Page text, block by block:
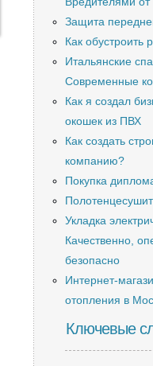
Защита
Как обустроить
Итальянские
Современные
Как я создал
окошек из ПВХ
Как создать
компанию?
Покупка
Укладка
Качественно,
безопасно
Интернет-
отопления в
Ключевые